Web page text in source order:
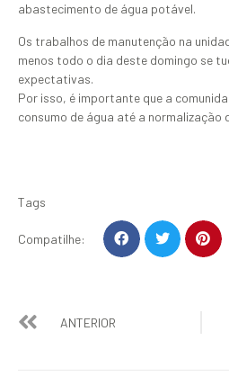
abastecimento de água potável.
Os trabalhos de manutenção na
menos todo o dia deste domingo se
expectativas.
Por isso, é importante que a
consumo de água até a normalização
Tags
Compatilhe:
ANTERIOR